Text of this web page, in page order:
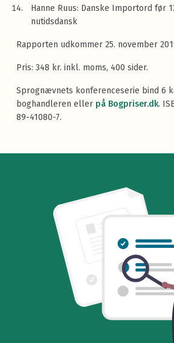
Hanne Ruus: Danske Importord før
nutidsdansk
Rapporten udkommer 25. november
Pris: 348 kr. inkl. moms, 400 sider.
Sprognævnets konferenceserie bind 6
boghandleren eller på Bogpriser.dk.
89-41080-7.